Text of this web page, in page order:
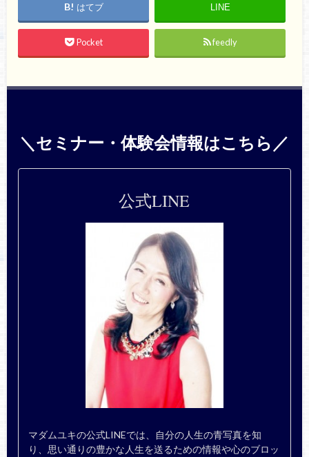
はてブ LINE
Pocket feedly
＼セミナー・体験会情報はこちら／
公式LINE
マダムユキの公式LINEでは、自分の人生の青写真を知
り、思い通りの豊かな人生を送るための情報や心のブロッ